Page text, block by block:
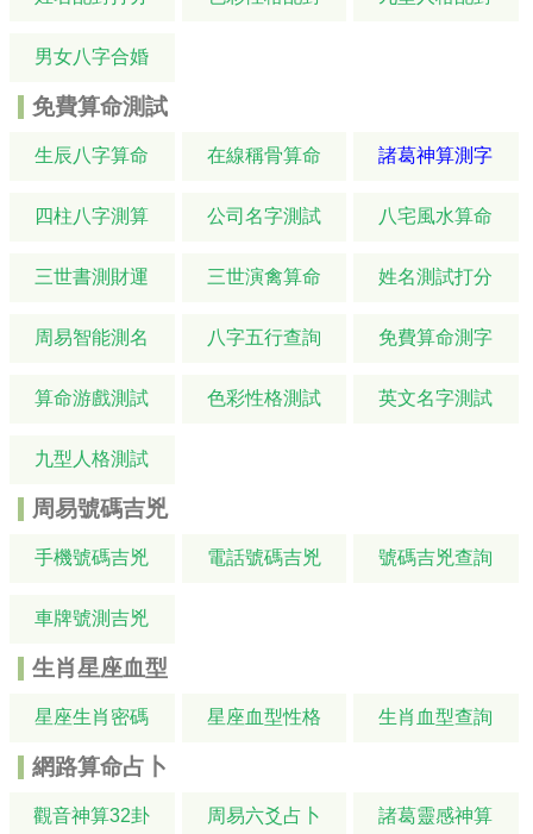
男女八字合婚
免費算命測試
生辰八字算命 在線稱骨算命 諸葛神算測字
四柱八字測算 公司名字測試 八宅風水算命
三世書測財運 三世演禽算命 姓名測試打分
周易智能測名 八字五行查詢 免費算命測字
算命游戲測試 色彩性格測試 英文名字測試
九型人格測試
周易號碼吉兇
手機號碼吉兇 電話號碼吉兇 號碼吉兇查詢
車牌號測吉兇
生肖星座血型
星座生肖密碼 星座血型性格 生肖血型查詢
網路算命占卜
觀音神算32卦 周易六爻占卜 諸葛靈感神算